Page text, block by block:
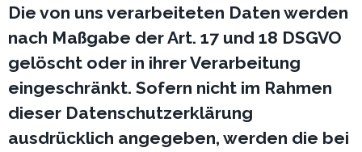
Die von uns verarbeiteten Daten werden
nach Maßgabe der Art. 17 und 18 DSGVO
gelöscht oder in ihrer Verarbeitung
eingeschränkt. Sofern nicht im Rahmen
dieser Datenschutzerklärung
ausdrücklich angegeben, werden die bei